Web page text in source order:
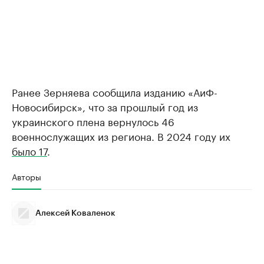
Ранее Зерняева сообщила изданию «АиФ-
Новосибирск», что за прошлый год из
украинского плена вернулось 46
военнослужащих из региона. В 2024 году их
было 17.
Авторы
Алексей Коваленок